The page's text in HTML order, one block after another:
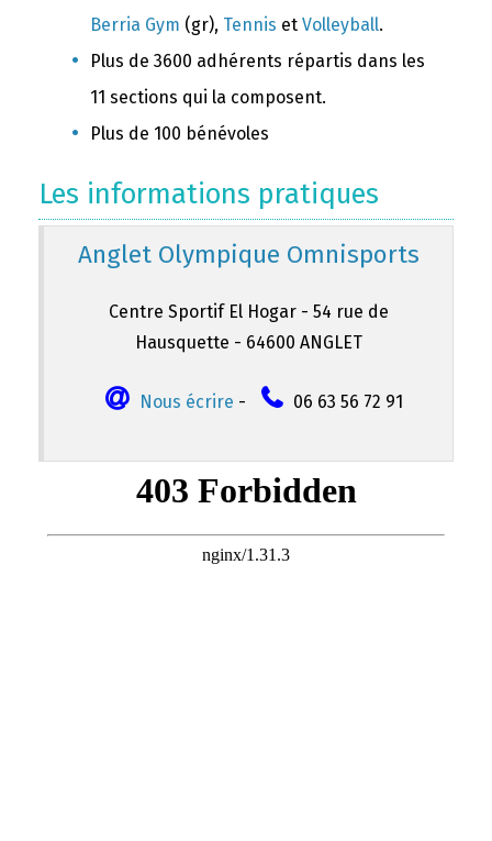
Berria Gym (gr), Tennis et Volleyball.
Plus de 3600 adhérents répartis dans les
11 sections qui la composent.
Plus de 100 bénévoles
Les informations pratiques
Anglet Olympique Omnisports
Centre Sportif El Hogar - 54 rue de
Hausquette - 64600 ANGLET
Nous écrire - 06 63 56 72 91